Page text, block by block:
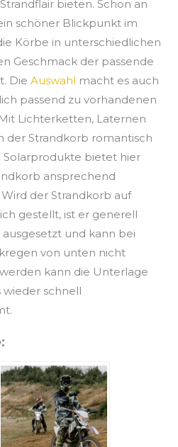
Strandflair bieten. Schon an
schöner Blickpunkt im
Körbe in unterschiedlichen
Geschmack der passende
DieAuswahl macht es auch
passend zu vorhandenen
Lichterketten, Laternen
der Strandkorb romantisch
Solarprodukte bietet hier
ansprechend
der Strandkorb auf
gestellt, ist er generell
und kann bei
von unten nicht
kann die Unterlage
wieder schnell